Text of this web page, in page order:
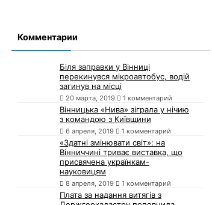
Комментарии
Біля заправки у Вінниці
перекинувся мікроавтобус, водій
загинув на місці
20 марта, 2019 1 комментарий
Вінницька «Нива» зіграла у нічию
з командою з Київщини
6 апреля, 2019 1 комментарий
«Здатні змінювати світ»: на
Вінниччині триває виставка, що
присвячена українкам-
науковицям
8 апреля, 2019 1 комментарий
Плата за надання витягів з